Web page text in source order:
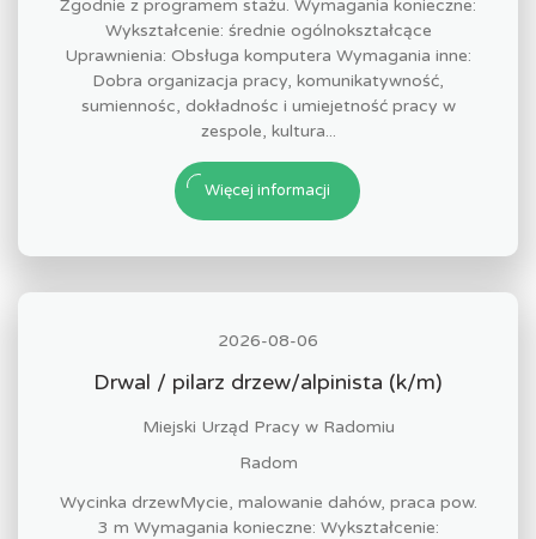
Zgodnie z programem stażu. Wymagania konieczne:
Wykształcenie: średnie ogólnokształcące
Uprawnienia: Obsługa komputera Wymagania inne:
Dobra organizacja pracy, komunikatywność,
sumiennośc, dokładnośc i umiejetność pracy w
zespole, kultura...
Więcej informacji
2026-08-06
Drwal / pilarz drzew/alpinista (k/m)
Miejski Urząd Pracy w Radomiu
Radom
Wycinka drzewMycie, malowanie dahów, praca pow.
3 m Wymagania konieczne: Wykształcenie: